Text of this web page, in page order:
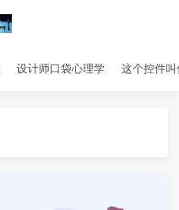
设计师口袋心理学 这个控件叫